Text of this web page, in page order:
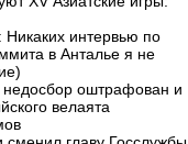
Никаких интервью по
в Анталье я не
недосбор оштрафован и
велаята